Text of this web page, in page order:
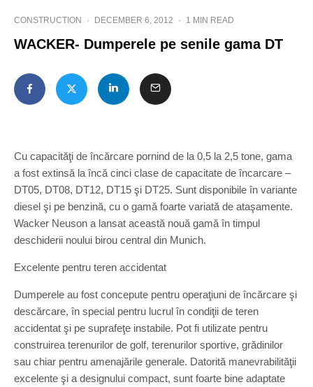
CONSTRUCTION · DECEMBER 6, 2012 · 1 MIN READ
WACKER- Dumperele pe senile gama DT
Cu capacităţi de încărcare pornind de la 0,5 la 2,5 tone, gama
a fost extinsă la încă cinci clase de capacitate de încarcare –
DT05, DT08, DT12, DT15 şi DT25. Sunt disponibile în variante
diesel şi pe benzină, cu o gamă foarte variată de ataşamente.
Wacker Neuson a lansat această nouă gamă în timpul
deschiderii noului birou central din Munich.
Excelente pentru teren accidentat
Dumperele au fost concepute pentru operaţiuni de încărcare şi
descărcare, în special pentru lucrul în condiţii de teren
accidentat şi pe suprafeţe instabile. Pot fi utilizate pentru
construirea terenurilor de golf, terenurilor sportive, grădinilor
sau chiar pentru amenajările generale. Datorită manevrabilităţii
excelente şi a designului compact, sunt foarte bine adaptate